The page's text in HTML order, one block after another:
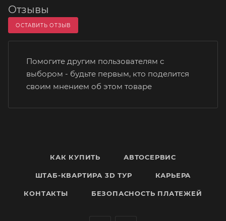
Отзывы
ОСТАВИТЬ ОТЗЫВ
Помогите другим пользователям с
выбором - будьте первым, кто поделится
своим мнением об этом товаре
КАК КУПИТЬ АВТОСЕРВИС
ШТАБ-КВАРТИРА 3D ТУР КАРЬЕРА
КОНТАКТЫ БЕЗОПАСНОСТЬ ПЛАТЕЖЕЙ